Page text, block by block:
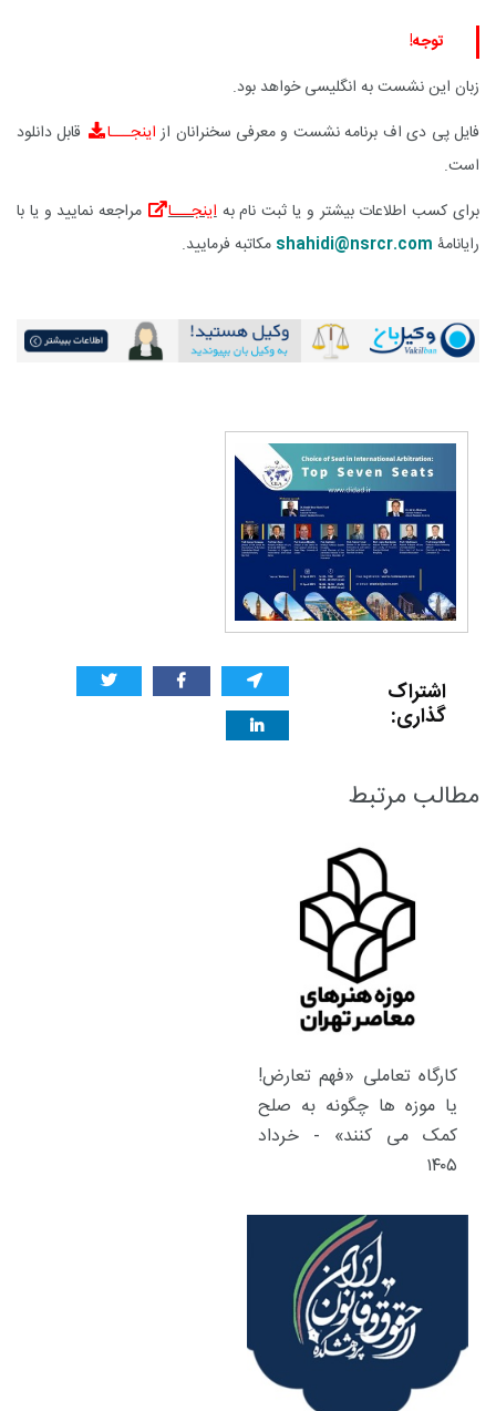
توجه!
زبان این نشست به انگلیسی خواهد بود.
فایل پی دی اف برنامه نشست و معرفی سخنرانان ازاینجـــا
قابل دانلود
است.
برای کسب اطلاعات بیشتر و یا ثبت نام بهاینجـــا
مراجعه نمایید و یا با
رایانامۀ shahidi@nsrcr.com مکاتبه فرمایید.
اشتراک
گذاری:
مطالب مرتبط
کارگاه تعاملی «فهم تعارض!
یا موزه ها چگونه به صلح
کمک می کنند» - خرداد
۱۴۰۵